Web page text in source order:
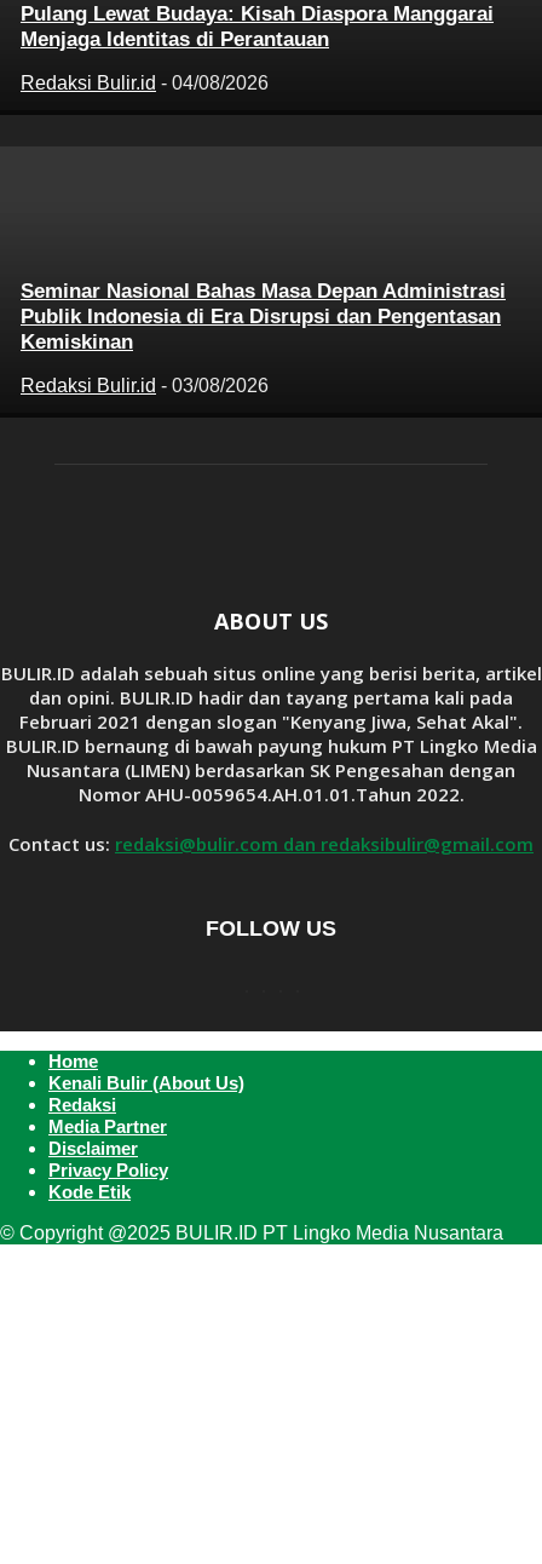
Pulang Lewat Budaya: Kisah Diaspora Manggarai
Menjaga Identitas di Perantauan
Redaksi Bulir.id - 04/08/2026
Seminar Nasional Bahas Masa Depan Administrasi
Publik Indonesia di Era Disrupsi dan Pengentasan
Kemiskinan
Redaksi Bulir.id - 03/08/2026
ABOUT US
BULIR.ID adalah sebuah situs online yang berisi berita, artikel
dan opini. BULIR.ID hadir dan tayang pertama kali pada
Februari 2021 dengan slogan "Kenyang Jiwa, Sehat Akal".
BULIR.ID bernaung di bawah payung hukum PT Lingko Media
Nusantara (LIMEN) berdasarkan SK Pengesahan dengan
Nomor AHU-0059654.AH.01.01.Tahun 2022.
Contact us: redaksi@bulir.com dan redaksibulir@gmail.com
FOLLOW US
Home
Kenali Bulir (About Us)
Redaksi
Media Partner
Disclaimer
Privacy Policy
Kode Etik
© Copyright @2025 BULIR.ID PT Lingko Media Nusantara